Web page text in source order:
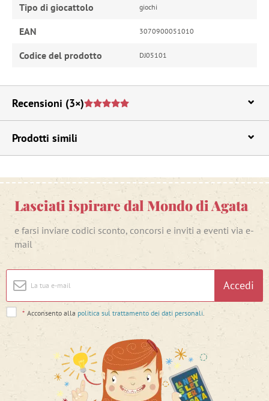
Tipo di giocattolo giochi
EAN 3070900051010
Codice del prodotto DJ05101
Recensioni (3×)
Prodotti simili
Lasciati ispirare dal Mondo di Agata
e farsi inviare codici sconto, concorsi e inviti a eventi via e-
mail
Accedi
* Acconsento alla politica sul trattamento dei dati personali